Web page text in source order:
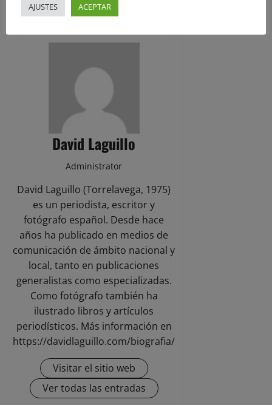
ACERCA DEL AUTOR
David Laguillo
Administrator
David Laguillo (Torrelavega, 1975)
es un periodista, escritor y
fotógrafo español. Desde hace
años ha publicado en medios de
comunicación de ámbito nacional y
local, tanto en publicaciones
generalistas como especializadas.
Como fotógrafo también ha
ilustrado libros y artículos
periodísticos. Más información en
https://davidlaguillo.com/biografia/
Visitar el sitio web
Ver todas las entradas
AJUSTES ACEPTAR